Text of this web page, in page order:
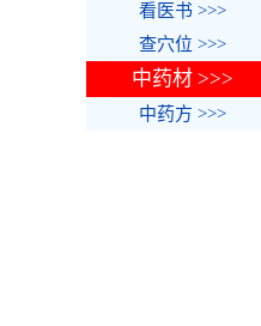
看医书 >>>
查穴位 >>>
中药材 >>>
中药方 >>>